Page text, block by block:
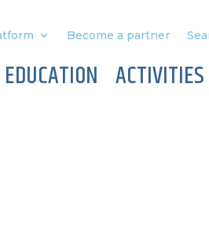
Become a partner
EDUCATION ACTIVITIES